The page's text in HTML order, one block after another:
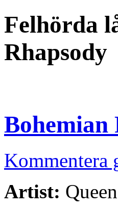
Felhörda
Rhapsody
Bohemian
Kommentera
Artist: Queen